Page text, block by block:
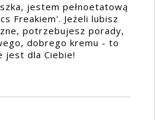
jestem pełnoetatową
Freakiem'. Jeżeli lubisz
potrzebujesz porady,
dobrego kremu - to
jest dla Ciebie!